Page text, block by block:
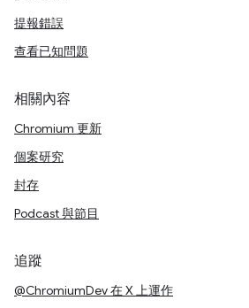
提報錯誤
查看已知問題
相關內容
Chromium 更新
個案研究
封存
Podcast 與節目
追蹤
@ChromiumDev 在 X 上運作